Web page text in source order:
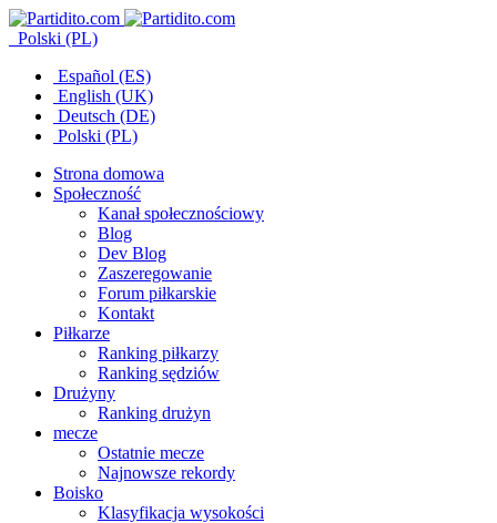
Polski (PL)
Español (ES)
English (UK)
Deutsch (DE)
Polski (PL)
Strona domowa
Społeczność
Kanał społecznościowy
Blog
Dev Blog
Zaszeregowanie
Forum piłkarskie
Kontakt
Piłkarze
Ranking piłkarzy
Ranking sędziów
Drużyny
Ranking drużyn
mecze
Ostatnie mecze
Najnowsze rekordy
Boisko
Klasyfikacja wysokości